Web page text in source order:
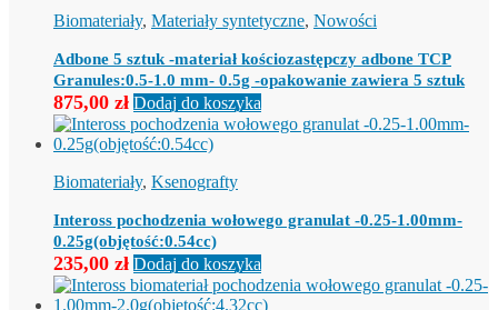
Biomateriały, Materiały syntetyczne, Nowości
Adbone 5 sztuk -materiał kościozastępczy adbone TCP
Granules:0.5-1.0 mm- 0.5g -opakowanie zawiera 5 sztuk
875,00 zł Dodaj do koszyka
Biomateriały, Ksenografty
Inteross pochodzenia wołowego granulat -0.25-1.00mm-
0.25g(objętość:0.54cc)
235,00 zł Dodaj do koszyka